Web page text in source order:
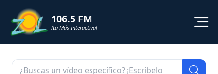
106.5 FM
!La Más Interactiva!